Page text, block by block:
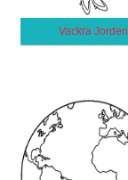
Vackra Jorden